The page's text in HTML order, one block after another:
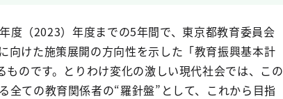
度（2023）年度までの5年間で、東京都教育委員会
向けた施策展開の方向性を示した「教育振興基本計
のです。とりわけ変化の激しい現代社会では、この
全ての教育関係者の“羅針盤”として、これから目指